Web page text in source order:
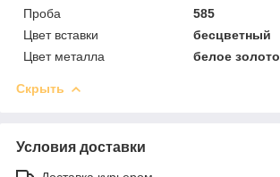
Проба
585
Цвет вставки
бесцветный
Цвет металла
белое золото
Скрыть
Условия доставки